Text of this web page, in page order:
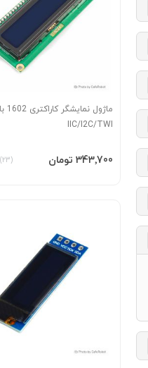
IIC/I2C/TWI
(23) ‎343٬700 تومان
افزودن به سبد